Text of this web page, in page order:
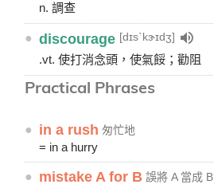
n. 調查
● discourage [dɪsˋkɝɪdʒ]
.vt. 使打消念頭，使氣餒；勸阻
Practical Phrases
● in a rush 匆忙地
= in a hurry
● mistake A for B 誤將 A 當成 B